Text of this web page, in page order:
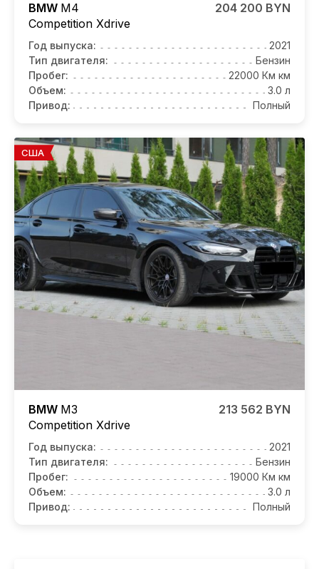
BMW M4
Competition Xdrive
204 200 BYN
Год выпуска:
2021
Тип двигателя:
Бензин
Пробег:
22000 Км км
Объем:
3.0 л
Привод:
Полный
США
BMW M3
Competition Xdrive
213 562 BYN
Год выпуска:
2021
Тип двигателя:
Бензин
Пробег:
19000 Км км
Объем:
3.0 л
Привод:
Полный